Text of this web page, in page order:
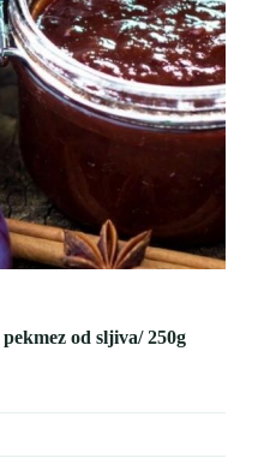
od sljiva/ 250g